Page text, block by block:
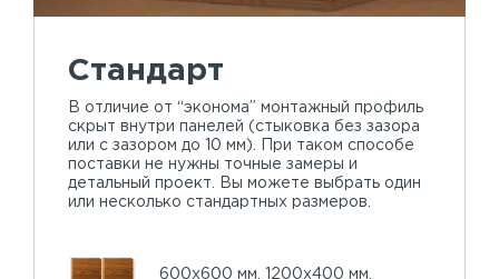
Стандарт
В отличие от “эконома” монтажный профиль
скрыт внутри панелей (стыковка без зазора
или с зазором до 10 мм). При таком способе
поставки не нужны точные замеры и
детальный проект. Вы можете выбрать один
или несколько стандартных размеров.
600х600 мм, 1200х400 мм,